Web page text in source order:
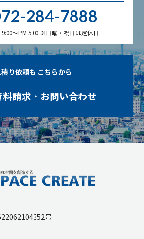
284-7888
9:00～PM 5:00 ※日曜・祝日は定休日
積り依頼も こちらから
料請求・お問い合わせ
号